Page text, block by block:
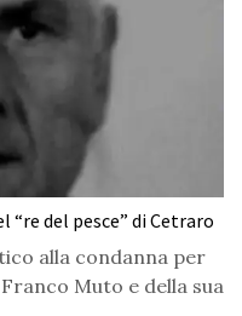
“re del pesce” di Cetraro
alla condanna per
Muto e della sua